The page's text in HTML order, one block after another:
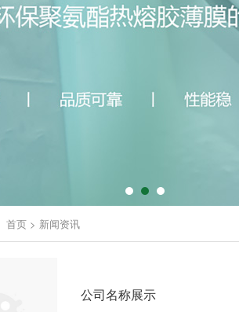
首页 > 新闻资讯
公司名称展示